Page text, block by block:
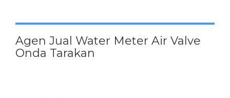
Agen Jual Water Meter Air Valve
Onda Tarakan